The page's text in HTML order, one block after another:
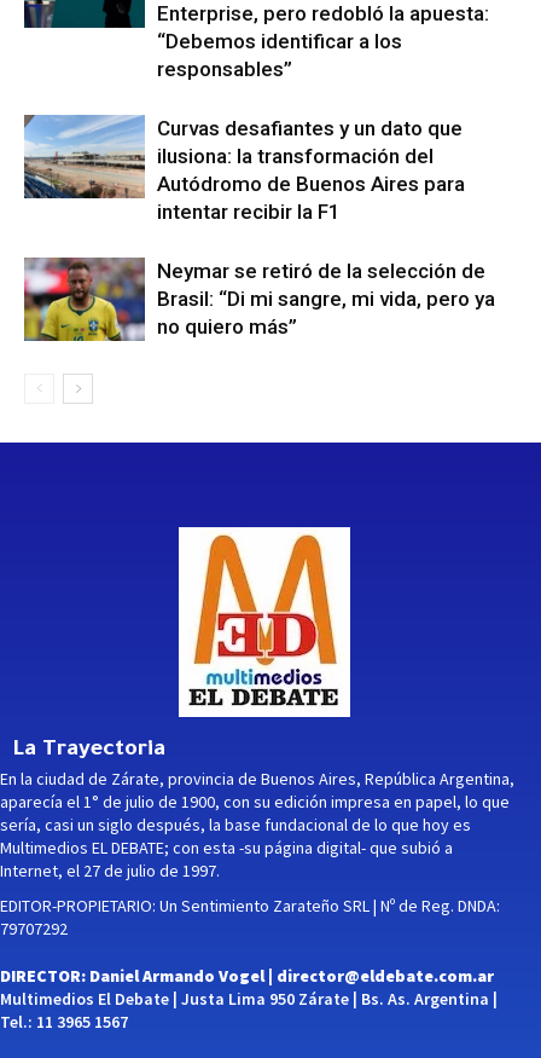
Enterprise, pero redobló la apuesta:
“Debemos identificar a los
responsables”
Curvas desafiantes y un dato que
ilusiona: la transformación del
Autódromo de Buenos Aires para
intentar recibir la F1
Neymar se retiró de la selección de
Brasil: “Di mi sangre, mi vida, pero ya
no quiero más”
La Trayectoria
En la ciudad de Zárate, provincia de Buenos Aires, República Argentina,
aparecía el 1° de julio de 1900, con su edición impresa en papel, lo que
sería, casi un siglo después, la base fundacional de lo que hoy es
Multimedios EL DEBATE; con esta -su página digital- que subió a
Internet, el 27 de julio de 1997.
EDITOR-PROPIETARIO: Un Sentimiento Zarateño SRL | Nº de Reg. DNDA:
79707292
DIRECTOR: Daniel Armando Vogel | director@eldebate.com.ar
Multimedios El Debate | Justa Lima 950 Zárate | Bs. As. Argentina |
Tel.: 11 3965 1567